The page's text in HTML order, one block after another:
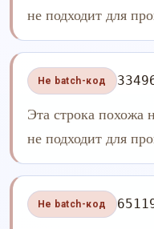
не подходит для
Не batch-код
Эта строка похожа
не подходит для
Не batch-код